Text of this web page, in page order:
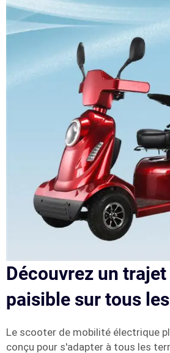
Découvrez un
paisible sur tous
Le scooter de mobilité électrique
conçu pour s'adapter à tous les